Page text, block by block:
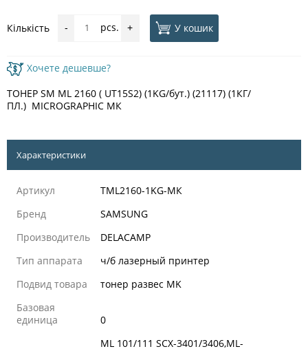
Кількість - pcs. + У кошик
Хочете дешевше?
ТОНЕР SM ML 2160 ( UT15S2) (1KG/бут.) (21117) (1КГ/
ПЛ.) MICROGRAPHIC МК
Характеристики
Артикул
TML2160-1KG-MК
Бренд
SAMSUNG
Производитель
DELACAMP
Тип аппарата
ч/б лазерный принтер
Подвид товара
тонер развес MK
Базовая
единица
0
ML 101/111 SCX-3401/3406,ML-